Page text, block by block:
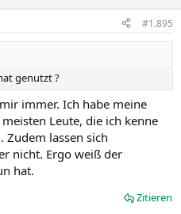
#1.895
genutzt ?
immer. Ich habe meine
Leute, die ich kenne
lassen sich
nicht. Ergo weiß der
hat.
Zitieren